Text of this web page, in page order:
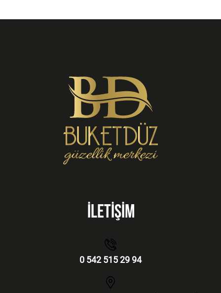
İLETİŞİM
0 542 515 29 94